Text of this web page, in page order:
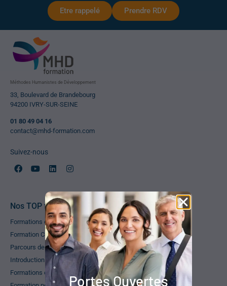
Etre rappelé Prendre RDV
Méthodes Humanistes de Développement
33, Boulevard de Brandebourg
94200 IVRY-SUR-SEINE
01 80 49 04 16
contact@mhd-formation.com
Suivez-nous
Nos TOP formations
Formations en Management & Leadership
Formation Coach Professionnel certifié RNCP
Parcours de formations PNL
Introduction à l’approche systémique
Formations en thérapies brèvesPortes Ouvertes